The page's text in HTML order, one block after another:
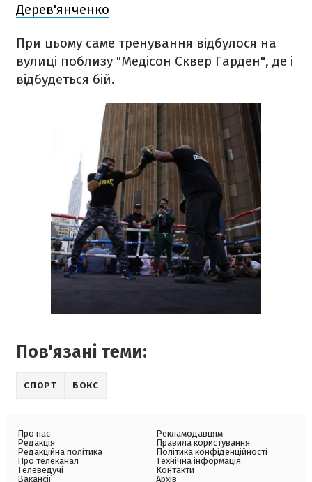
Дерев'янченко
При цьому саме тренування відбулося на
вулиці поблизу "Медісон Сквер Гарден", де і
відбудеться бій.
Пов'язані теми:
СПОРТ БОКС
Про нас
Редакція
Редакційна політика
Про телеканал
Телеведучі
Вакансії
Рекламодавцям
Правила користування
Політика конфіденційності
Технічна інформація
Контакти
Архів